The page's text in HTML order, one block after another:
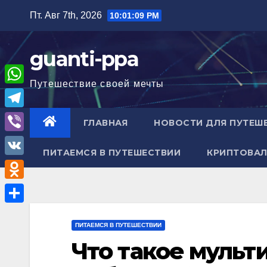
содержимому
Пт. Авг 7th, 2026 10:01:10 PM
guanti-ppa
Путешествие своей мечты
ГЛАВНАЯ НОВОСТИ ДЛЯ
ПИТАЕМСЯ В ПУТЕШЕСТВИИ
ПИТАЕМСЯ В ПУТЕШЕСТВИИ
Что такое
W
h
a
A
T
e
l
e
g
V
i
b
e
V
K
O